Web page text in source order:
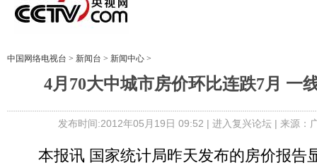
中国网络电视台 > 新闻台 > 新闻中心 >
4月70大中城市房价环比连跌7月 一
发布时间:2012年05月19日 09:52 | 进入复兴论坛| 来源：
本报讯 国家统计局昨天发布的房价报告